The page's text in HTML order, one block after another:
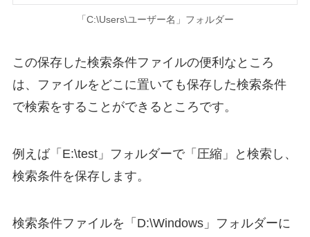
「C:\Users\ユーザー名」フォルダー
この保存した検索条件ファイルの便利なところ
は、ファイルをどこに置いても保存した検索条件
で検索をすることができるところです。
例えば「E:\test」フォルダーで「圧縮」と検索し、
検索条件を保存します。
検索条件ファイルを「D:\Windows」フォルダーに